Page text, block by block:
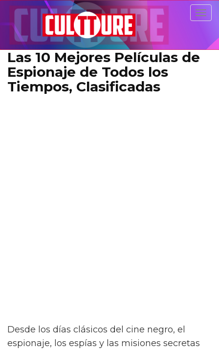
Las 10 Mejores Películas de
Espionaje de Todos los
Tiempos, Clasificadas
Desde los días clásicos del cine negro, el
espionaje, los espías y las misiones secretas